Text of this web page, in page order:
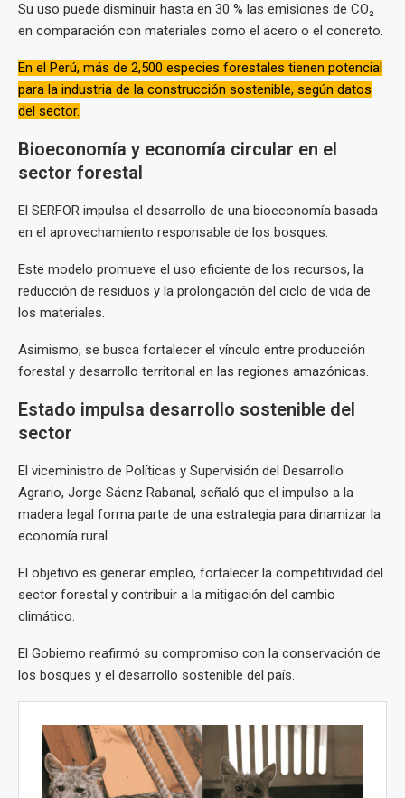
Su uso puede disminuir hasta en 30 % las emisiones de CO₂
en comparación con materiales como el acero o el concreto.
En el Perú, más de 2,500 especies forestales tienen potencial
para la industria de la construcción sostenible, según datos
del sector.
Bioeconomía y economía circular en el
sector forestal
El SERFOR impulsa el desarrollo de una bioeconomía basada
en el aprovechamiento responsable de los bosques.
Este modelo promueve el uso eficiente de los recursos, la
reducción de residuos y la prolongación del ciclo de vida de
los materiales.
Asimismo, se busca fortalecer el vínculo entre producción
forestal y desarrollo territorial en las regiones amazónicas.
Estado impulsa desarrollo sostenible del
sector
El viceministro de Políticas y Supervisión del Desarrollo
Agrario, Jorge Sáenz Rabanal, señaló que el impulso a la
madera legal forma parte de una estrategia para dinamizar la
economía rural.
El objetivo es generar empleo, fortalecer la competitividad del
sector forestal y contribuir a la mitigación del cambio
climático.
El Gobierno reafirmó su compromiso con la conservación de
los bosques y el desarrollo sostenible del país.